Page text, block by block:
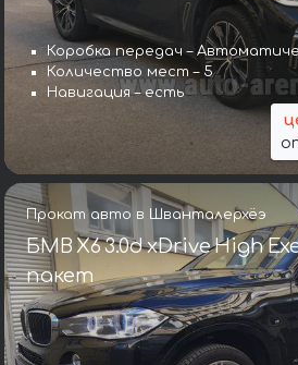
Коробка передач –
Количество мест – 5
Навигация – есть
Прокат авто в Шванталерхёэ
БМВ X6 3.0d xDrive High
пакет